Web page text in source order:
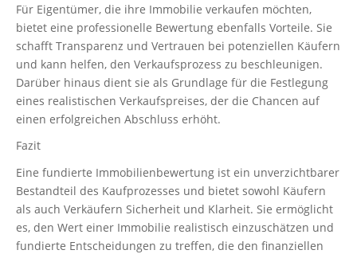
Für Eigentümer, die ihre Immobilie verkaufen möchten,
bietet eine professionelle Bewertung ebenfalls Vorteile. Sie
schafft Transparenz und Vertrauen bei potenziellen Käufern
und kann helfen, den Verkaufsprozess zu beschleunigen.
Darüber hinaus dient sie als Grundlage für die Festlegung
eines realistischen Verkaufspreises, der die Chancen auf
einen erfolgreichen Abschluss erhöht.
Fazit
Eine fundierte Immobilienbewertung ist ein unverzichtbarer
Bestandteil des Kaufprozesses und bietet sowohl Käufern
als auch Verkäufern Sicherheit und Klarheit. Sie ermöglicht
es, den Wert einer Immobilie realistisch einzuschätzen und
fundierte Entscheidungen zu treffen, die den finanziellen